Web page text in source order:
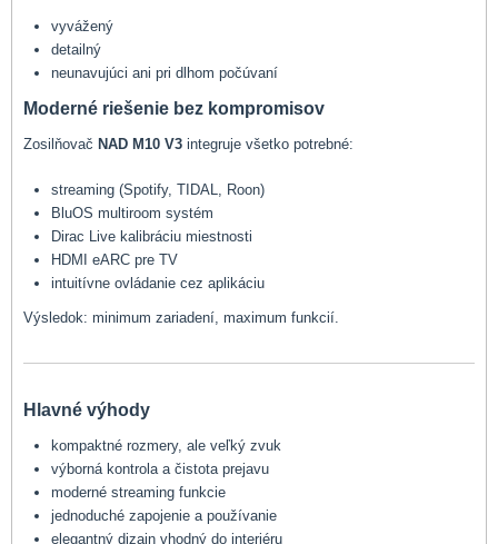
vyvážený
detailný
neunavujúci ani pri dlhom počúvaní
Moderné riešenie bez kompromisov
Zosilňovač NAD M10 V3 integruje všetko potrebné:
streaming (Spotify, TIDAL, Roon)
BluOS multiroom systém
Dirac Live kalibráciu miestnosti
HDMI eARC pre TV
intuitívne ovládanie cez aplikáciu
Výsledok: minimum zariadení, maximum funkcií.
Hlavné výhody
kompaktné rozmery, ale veľký zvuk
výborná kontrola a čistota prejavu
moderné streaming funkcie
jednoduché zapojenie a používanie
elegantný dizajn vhodný do interiéru